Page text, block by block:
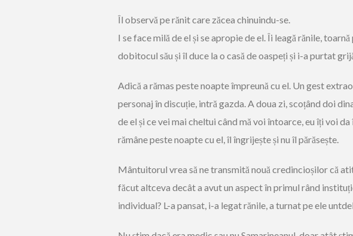
Îl observă pe rănit care zăcea chinuindu-se.
I se face milă de el și se apropie de el. Îi leagă rănile,
dobitocul său și îl duce la o casă de oaspeți și i-a purtat
Adică a rămas peste noapte împreună cu el. Un gest
personaj în discuție, intră gazda. A doua zi, scoțând doi
de el și ce vei mai cheltui când mă voi întoarce, eu îți voi da
rămâne peste noapte cu el, îl îngrijește și nu îl părăsește.
Mântuitorul vrea să ne transmită nouă credincioșilor că
făcut altceva decât a avut un aspect în primul rând
individual? L-a pansat, i-a legat rănile, a turnat pe ele